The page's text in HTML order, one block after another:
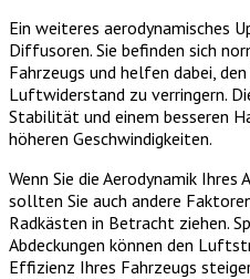
Ein weiteres aerodynamisches
Diffusoren. Sie befinden sich
Fahrzeugs und helfen dabei,
Luftwiderstand zu verringern.
Stabilität und einem besseren
höheren Geschwindigkeiten.
Wenn Sie die Aerodynamik
sollten Sie auch andere
Radkästen in Betracht ziehen.
Abdeckungen können den
Effizienz Ihres Fahrzeugs